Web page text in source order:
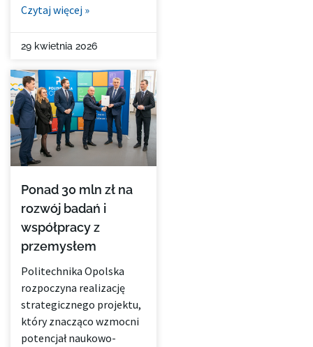
Czytaj więcej »
29 kwietnia 2026
Ponad 30 mln zł na
rozwój badań i
współpracy z
przemysłem
Politechnika Opolska
rozpoczyna realizację
strategicznego projektu,
który znacząco wzmocni
potencjał naukowo-